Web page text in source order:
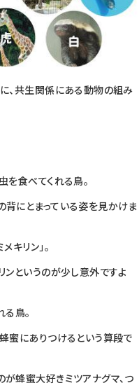
、共生関係にある動物の組み
を食べてくれる鳥。
にとまっている姿を見かけま
キリン」。
ンというのが少し意外ですよ
鳥。
蜜にありつけるという算段で
蜂蜜大好きミツアナグマ、つ